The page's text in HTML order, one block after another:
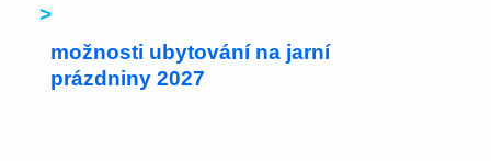
>
možnosti ubytování na jarní
prázdniny 2027